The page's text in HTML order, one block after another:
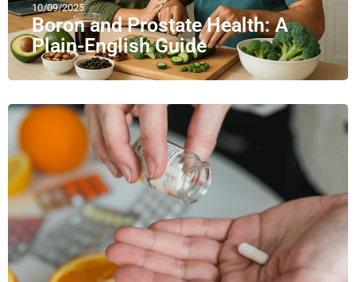
10/09/2025
Boron and Prostate Health: A
Plain-English Guide